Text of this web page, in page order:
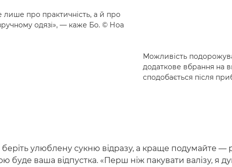
про практичність, а й про
одязі», — каже Бо. © Ноа
Можливість
додаткове вбрання на
сподобається після
беріть улюблену сукню відразу, а краще подумайте —
буде ваша відпустка. «Перш ніж пакувати валізу, я